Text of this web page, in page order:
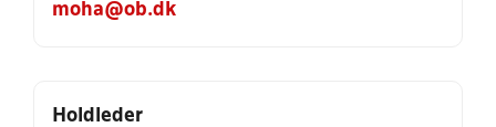
moha@ob.dk
Holdleder